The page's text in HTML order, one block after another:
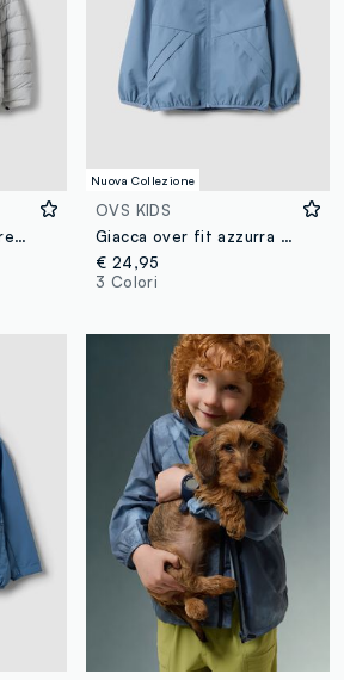
Giubbotto Ultralight reversibile grigio con cappuccio e zip per bambino
Nuova Collezione
OVS KIDS
Giacca over fit azzurra con cappuccio e zip per bambino
€ 24,95
3 Colori